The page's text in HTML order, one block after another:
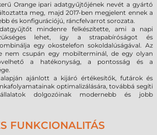
Orange ipari adatgyűjtőjének nevét a gyártó
meg, majd 2017-ben megjelent ennek a
és konfigurációjú, ráncfelvarrot sorozata.
mindenre felkészítette, ami a napi
lehet, így a strapabíróságot és
egy okostelefon sokoldalúságával. Az
nem csupán egy mobilterminál, de egy olyan
a hatékonyság, a pontosság és a
alapján ajánlott a kijáró értékesítők, futárok és
optimalizálására, továbbá segíti
dolgozóinak modernebb és jobb
FUNKCIONALITÁS